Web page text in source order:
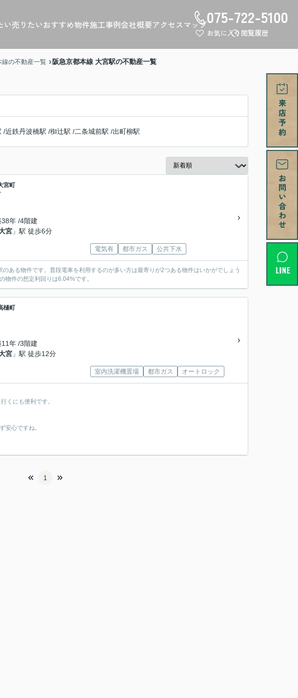
い売りたいおすすめ物件施工事例会社概要アクセスマップ075-722-5100
お気に入り 閲覧履歴
線の不動産一覧 阪急京都本線 大宮駅の不動産一覧
/近鉄丹波橋駅 /椥辻駅 /二条城前駅 /出町柳駅
宮町
年 /4階建
宮 」駅 徒歩6分
電気有 都市ガス 公共下水
ある物件です。普段電車を利用するのが多い方は最寄りが2つある物件はいかがでしょう
物件の想定利回りは6.04%です。
樋町
年 /3階建
宮 」駅 徒歩12分
室内洗濯機置場 都市ガス オートロック
くにも便利です。
安心ですね。
1